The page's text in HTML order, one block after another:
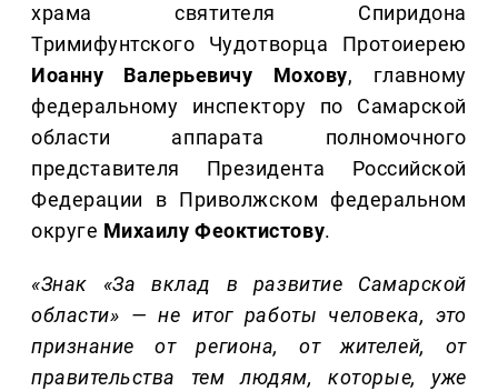
храма святителя Спиридона
Тримифунтского Чудотворца Протоиерею
Иоанну Валерьевичу Мохову, главному
федеральному инспектору по Самарской
области аппарата полномочного
представителя Президента Российской
Федерации в Приволжском федеральном
округе Михаилу Феоктистову.
«Знак «За вклад в развитие Самарской
области» — не итог работы человека, это
признание от региона, от жителей, от
правительства тем людям, которые, уже